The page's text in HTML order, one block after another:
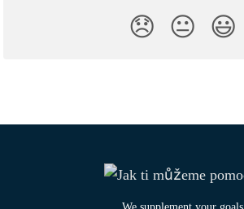
😞 😐 😃